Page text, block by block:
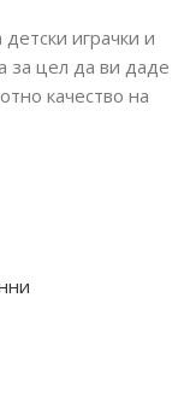
играчки и
за цел да ви даде
качество на